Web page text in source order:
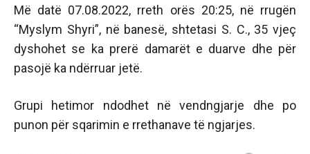
Më datë 07.08.2022, rreth orës 20:25, në rrugën
“Myslym Shyri”, në banesë, shtetasi S. C., 35 vjeç
dyshohet se ka prerë damarët e duarve dhe për
pasojë ka ndërruar jetë.
Grupi hetimor ndodhet në vendngjarje dhe po
punon për sqarimin e rrethanave të ngjarjes.